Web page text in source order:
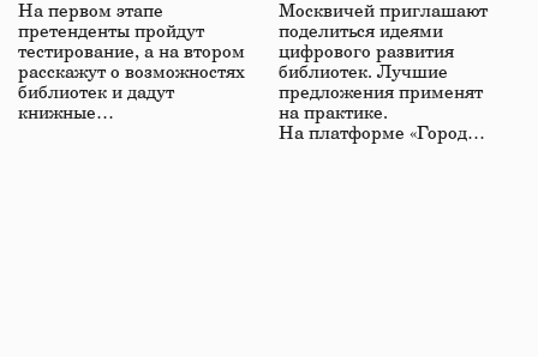
На первом этапе
претенденты пройдут
тестирование, а на втором
расскажут о возможностях
библиотек и дадут
книжные…
Москвичей приглашают
поделиться идеями
цифрового развития
библиотек. Лучшие
предложения применят
на практике.
На платформе «Город…